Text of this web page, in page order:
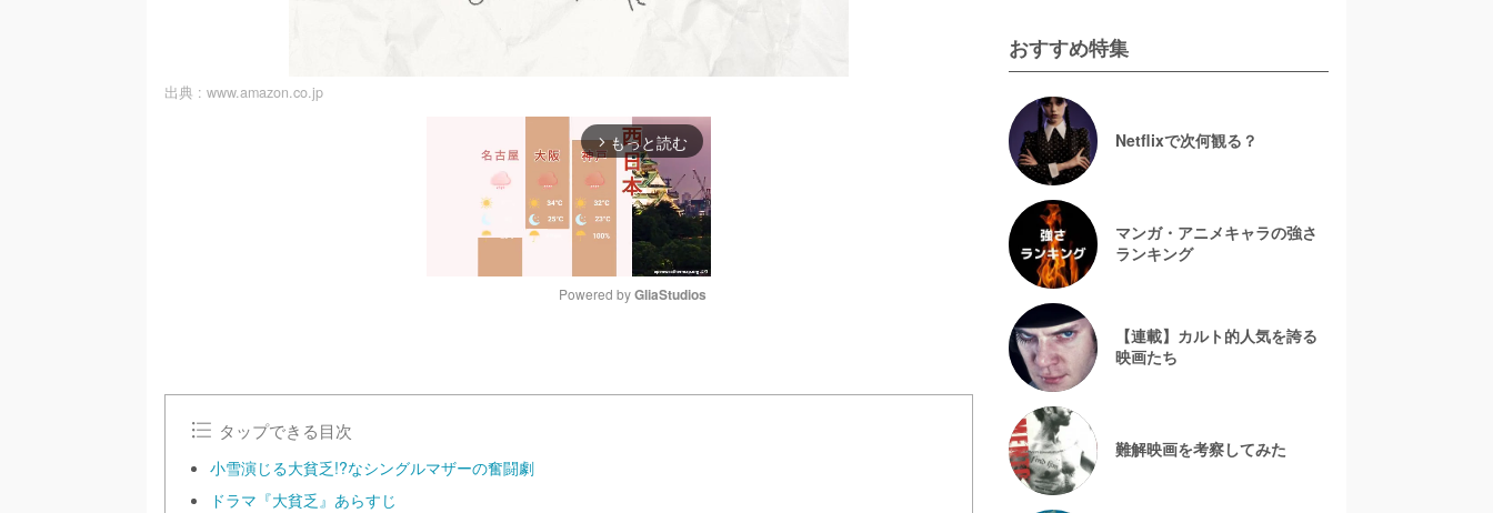
出典 : www.amazon.co.jp
arrow_forward_ios もっと読む
u
Powered by GliaStudios
タップできる目次
小雪演じる大貧乏!?なシングルマザーの奮闘劇
ドラマ『大貧乏』あらすじ
おすすめ特集
Netflixで次何観る？
マンガ・アニメキャラの強さ
ランキング
【連載】カルト的人気を誇る
映画たち
難解映画を考察してみた